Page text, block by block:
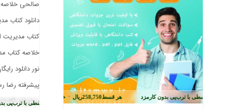
هر قسط 258,750ریال • خرید قسطی با ترب‌پی بدون قسطی با ترب‌پی بدون کارمزد
هر قسط525,000ریال • خرید قسطی با ترب‌پی بدون قسطی با ترب‌پی بدون کارمزد
262,500ریال خرید قسطی با ترب‌پی خرید قسطی با ترب‌پی بدون کارمزد
هر قسط458,750ریال خرید قسطی با ترب‌پی